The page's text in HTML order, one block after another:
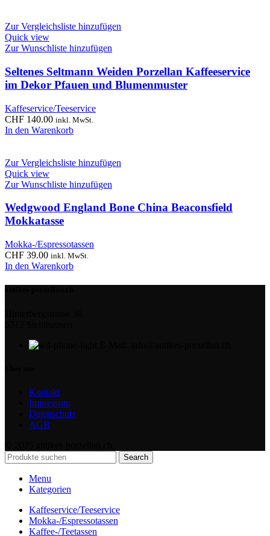
Zur Vergleichsliste hinzufügen
Quick view
Zur Wunschliste hinzufügen
Seltenes Seltmann Weiden Porzellan Kaffeeservice
im Dekor Pfauen und Blumenmuster
Kaffeservice/Teeservice
CHF 140.00 inkl. MwSt.
In den Warenkorb
Zur Vergleichsliste hinzufügen
Quick view
Zur Wunschliste hinzufügen
Wedgwood England Bone China Beaconsfield
Mokkatasse
Mokka-/Espressotassen
CHF 39.00 inkl. MwSt.
In den Warenkorb
Kontakt
Impressum
Datenschutz
AGB
Search
Menu
Kategorien
Kaffeservice/Teeservice
Mokka-/Espressotassen
Kaffee-/Teetassen